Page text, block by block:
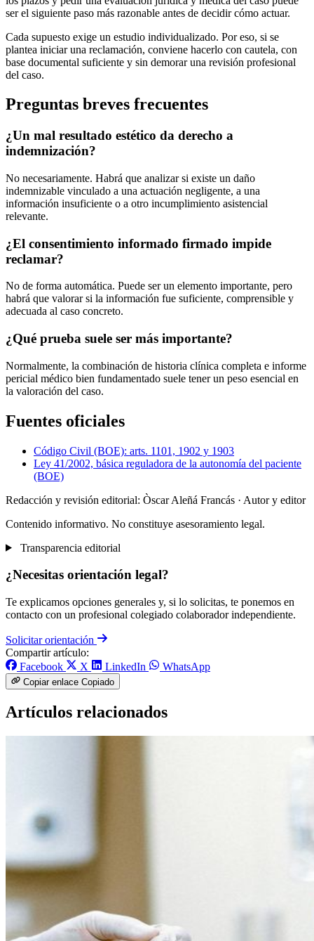
ser el siguiente paso más razonable antes de decidir cómo actuar.
Cada supuesto exige un estudio individualizado. Por eso, si se
plantea iniciar una reclamación, conviene hacerlo con cautela, con
base documental suficiente y sin demorar una revisión profesional
del caso.
Preguntas breves frecuentes
¿Un mal resultado estético da derecho a
indemnización?
No necesariamente. Habrá que analizar si existe un daño
indemnizable vinculado a una actuación negligente, a una
información insuficiente o a otro incumplimiento asistencial
relevante.
¿El consentimiento informado firmado impide
reclamar?
No de forma automática. Puede ser un elemento importante, pero
habrá que valorar si la información fue suficiente, comprensible y
adecuada al caso concreto.
¿Qué prueba suele ser más importante?
Normalmente, la combinación de historia clínica completa e informe
pericial médico bien fundamentado suele tener un peso esencial en
la valoración del caso.
Fuentes oficiales
Código Civil (BOE): arts. 1101, 1902 y 1903
Ley 41/2002, básica reguladora de la autonomía del paciente
(BOE)
Redacción y revisión editorial: Òscar Aleñá Francás · Autor y editor
Contenido informativo. No constituye asesoramiento legal.
Transparencia editorial
¿Necesitas orientación legal?
Te explicamos opciones generales y, si lo solicitas, te ponemos en
contacto con un profesional colegiado colaborador independiente.
Solicitar orientación
Compartir artículo:
Facebook
X LinkedIn WhatsApp
Copiar enlace Copiado
Artículos relacionados